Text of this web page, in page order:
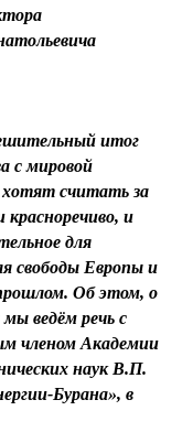
итог
с мировой
хотят считать за
красноречиво, и
для
свободы Европы и
Об этом, о
мы ведём речь с
членом Академии
наук В.П.
Бурана», в